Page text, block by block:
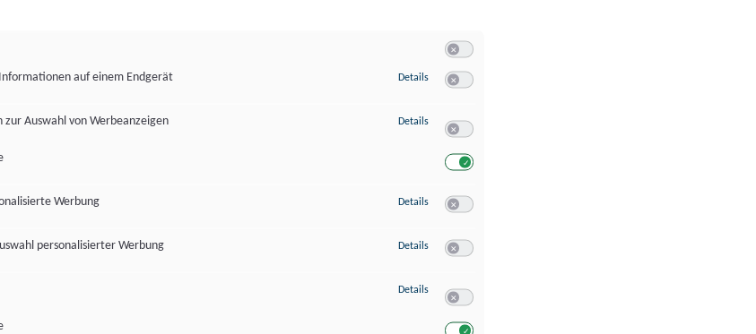
auf einem Endgerät
Details zu Speichern von oder Zugriff auf Informationen auf einem Endgerät
Auswahl von Werbeanzeigen
Details zu Verwendung reduzierter Daten zur Auswahl von Werbeanzeigen
Werbung
Details zu Erstellung von Profilen für personalisierte Werbung
personalisierter Werbung
Details zu Verwendung von Profilen zur Auswahl personalisierter Werbung
Details zu Messung der Werbeleistung